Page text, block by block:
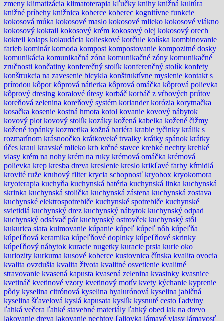
zmeny klimatizácia klimatoterapia kľučky knihy knižná kultúra
knižné príbehy knižnica koberce koberec kognitívne funkcie
kokosová múka kokosové maslo kokosové mlieko kokosové vlákno
kokosový koktail kokosový krém kokosový olej kokosový orech
kokteil kolaps kolaudácia kolieskové korčule kolíska kombinovanie
farieb kominár komoda kompost kompostovanie kompozitné dosky
komunikácia komunikačná zóna komunikačné zóny komunikačné
zručnosti končatiny konferečný stolík konferenčný stolík konfety
konštrukcia na zavesenie bicykla konštruktívne myslenie kontakt s
prírodou kôpor kôprová nátierka kôprová omáčka kôprová polievka
kôprový dresing koralové útesy korbáč korbáč z vŕbových prútov
koreňová zelenina koreňový systém koriander korózia korytnačka
kosačka kosenie kostná hmota kotol kovanie kovový nábytok
kovový plot kovový stolík kozáky kožená kabelka kožené čižmy
kožené topánky kozmetika kožná bariéra krabie tyčinky králik s
rozmarínom krásnoočko krátkoveké trvalky krátky spánok krátky
účes kraul kravské mlieko krb krčné stavce krehké nechty krehké
vlasy krém na nohy krém na ruky krémová omáčka krémová
polievka krep kresba dreva kreslenie kreslo krikľavé farby kŕmidlá
krovité ruže kruhový filter krycia schopnosť kryobox kryokomora
kryoterapia kuchyňa kuchynská batéria kuchynská linka kuchynská
skrinka kuchynská stolička kuchynská zástena kuchynská zostava
kuchynské elektrospotrebiče kuchynské spotrebiče kuchynské
svietidlá kuchynský drez kuchynský nábytok kuchynský odpad
kuchynský odsávač pár kuchynský ostrovček kuchynský stôl
kukurica siata kulmovanie kúpanie kúpeľ kúpeľ nôh kúpeľňa
kúpeľňová keramika kúpeľňové doplnky kúpeľňové skrinky
kúpeľňový nábytok kuracie nugetky kuracie prsia kurie oko
kuriozity kurkuma kusové koberce kustovnica čínska kvalita ovocia
kvalita ovzdušia kvalita života kvalitné osvetlenie kvalitné
stravovanie kvasená kapusta kvasená zelenina kvasinky kvasnice
kvetináč kvetinové vzory kvetinový motív kvety kýchanie kyprenie
pôdy kyselina citrónová kyselina hyalurónová kyselina jablčná
kyselina šťavelová kyslá kapusata kyslík kysnuté cesto ľadviny
ľahká večera ľahké stavebné materiály ľahký obed lak na drevo
lakovanie dreva lakovanie nechtov ľaliovka lámavé vlasy lámavosť